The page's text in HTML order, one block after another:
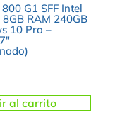
G1 SFF Intel
RAM 240GB
10 Pro –
al carrito